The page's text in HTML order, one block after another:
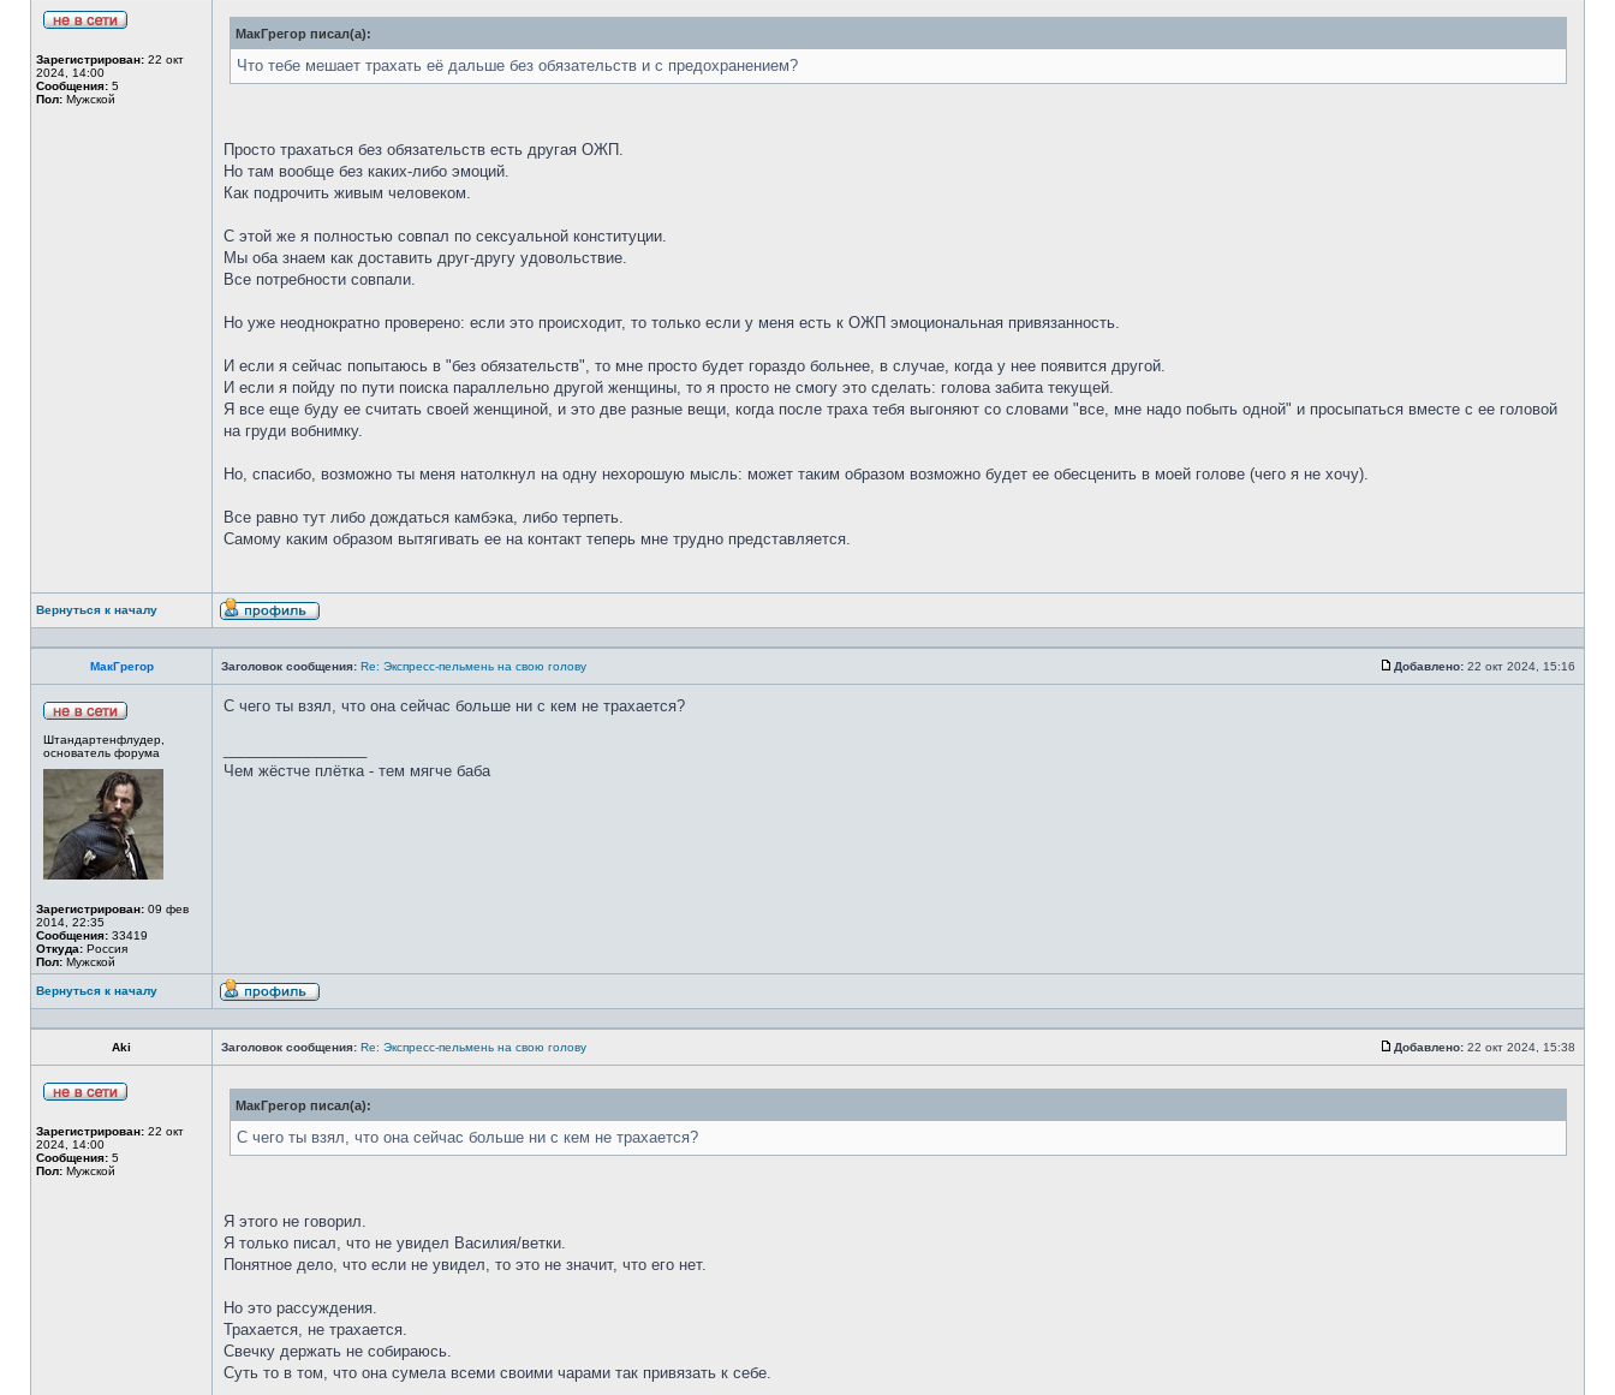
Зарегистрирован: 22 окт
2024, 14:00
Сообщения: 5
Пол: Мужской
МакГрегор писал(а):
Что тебе мешает трахать её дальше без обязательств и с предохранением?
Просто трахаться без обязательств есть другая ОЖП.
Но там вообще без каких-либо эмоций.
Как подрочить живым человеком.
С этой же я полностью совпал по сексуальной конституции.
Мы оба знаем как доставить друг-другу удовольствие.
Все потребности совпали.
Но уже неоднократно проверено: если это происходит, то только если у меня есть к ОЖП эмоциональная привязанность.
И если я сейчас попытаюсь в "без обязательств", то мне просто будет гораздо больнее, в случае, когда у нее появится другой.
И если я пойду по пути поиска параллельно другой женщины, то я просто не смогу это сделать: голова забита текущей.
Я все еще буду ее считать своей женщиной, и это две разные вещи, когда после траха тебя выгоняют со словами "все, мне надо побыть одной" и просыпаться вместе с ее головой
на груди вобнимку.
Но, спасибо, возможно ты меня натолкнул на одну нехорошую мысль: может таким образом возможно будет ее обесценить в моей голове (чего я не хочу).
Все равно тут либо дождаться камбэка, либо терпеть.
Самому каким образом вытягивать ее на контакт теперь мне трудно представляется.
Вернуться к началу
МакГрегор Заголовок сообщения: Re: Экспресс-пельмень на свою голову Добавлено: 22 окт 2024, 15:16
Штандартенфлудер,
основатель форума
Зарегистрирован: 09 фев
2014, 22:35
Сообщения: 33419
Откуда: Россия
Пол: Мужской
С чего ты взял, что она сейчас больше ни с кем не трахается?
Чем жёстче плётка - тем мягче баба
Вернуться к началу
Aki Заголовок сообщения: Re: Экспресс-пельмень на свою голову Добавлено: 22 окт 2024, 15:38
Зарегистрирован: 22 окт
2024, 14:00
Сообщения: 5
Пол: Мужской
МакГрегор писал(а):
С чего ты взял, что она сейчас больше ни с кем не трахается?
Я этого не говорил.
Я только писал, что не увидел Василия/ветки.
Понятное дело, что если не увидел, то это не значит, что его нет.
Но это рассуждения.
Трахается, не трахается.
Свечку держать не собираюсь.
Суть то в том, что она сумела всеми своими чарами так привязать к себе.